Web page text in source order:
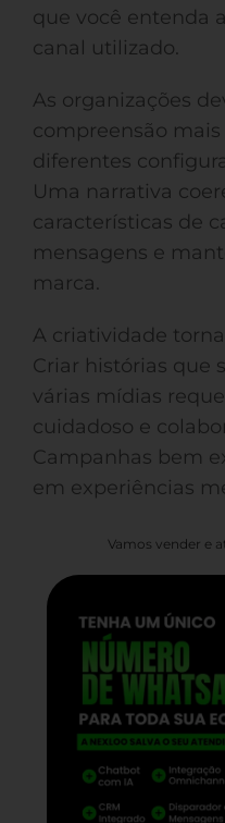
que você entenda
canal utilizado.
As organizações
compreensão
diferentes
Uma narrativa
características de
mensagens e
marca.
A criatividade
Criar histórias que
várias mídias
cuidadoso e
Campanhas bem
em experiências
Vamos vender e